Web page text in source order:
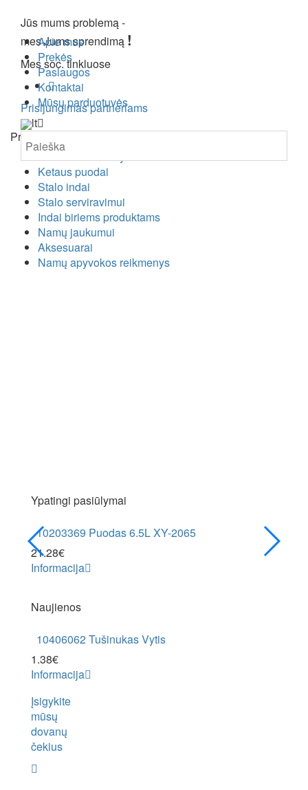
Jūs mums problemą -
mes Jums sprendimą !
Mes soc. tinkluose
Prisijungimas partneriams
lt
Apie mus
Prekės
Paslaugos
Kontaktai
Mūsų parduotuvės
Prekės
Virtuvės reikmenys
Ketaus puodai
Stalo indai
Stalo serviravimui
Indai biriems produktams
Namų jaukumui
Aksesuarai
Namų apyvokos reikmenys
Ypatingi pasiūlymai
10203369 Puodas 6.5L XY-2065
21.28€
Informacija
Naujienos
10406062 Tušinukas Vytis
1.38€
Informacija
Įsigykite
mūsų
dovanų
čekius